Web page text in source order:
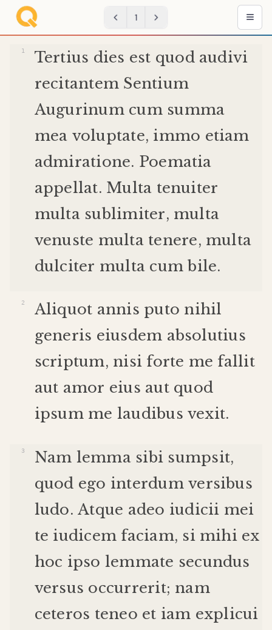
1
Tertius dies est quod audivi
recitantem Sentium
Augurinum cum summa
mea voluptate, immo etiam
admiratione. Poematia
appellat. Multa tenuiter
multa sublimiter, multa
venuste multa tenere, multa
dulciter multa cum bile.
Aliquot annis puto nihil
generis eiusdem absolutius
scriptum, nisi forte me fallit
aut amor eius aut quod
ipsum me laudibus vexit.
Nam lemma sibi sumpsit,
quod ego interdum versibus
ludo.Atque adeo iudicii mei
te iudicem faciam, si mihi ex
hoc ipso lemmate secundus
versus occurrerit; nam
ceteros teneo et iam explicui